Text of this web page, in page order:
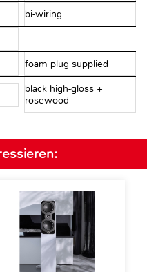
bi-wiring
foam plug supplied
black high-gloss +
rosewood